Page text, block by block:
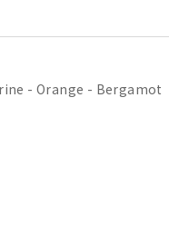
- Orange - Bergamot